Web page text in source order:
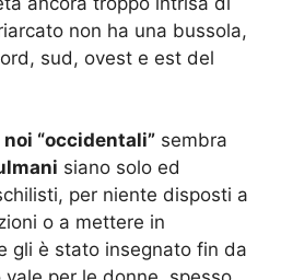
non ha una bussola,
sud, ovest e est del
noi “occidentali” sembra
siano solo ed
per niente disposti a
o a mettere in
gli è stato insegnato fin da